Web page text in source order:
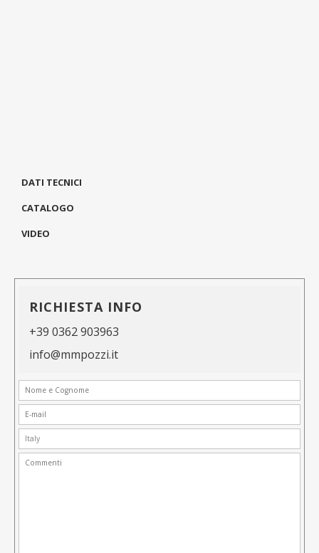
DATI TECNICI
CATALOGO
VIDEO
RICHIESTA INFO
+39 0362 903963
info@mmpozzi.it